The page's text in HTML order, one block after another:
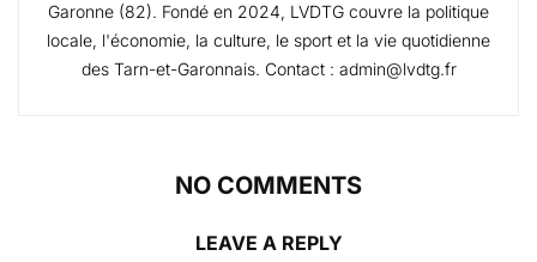
Garonne (82). Fondé en 2024, LVDTG couvre la politique
locale, l'économie, la culture, le sport et la vie quotidienne
des Tarn-et-Garonnais. Contact : admin@lvdtg.fr
NO COMMENTS
LEAVE A REPLY